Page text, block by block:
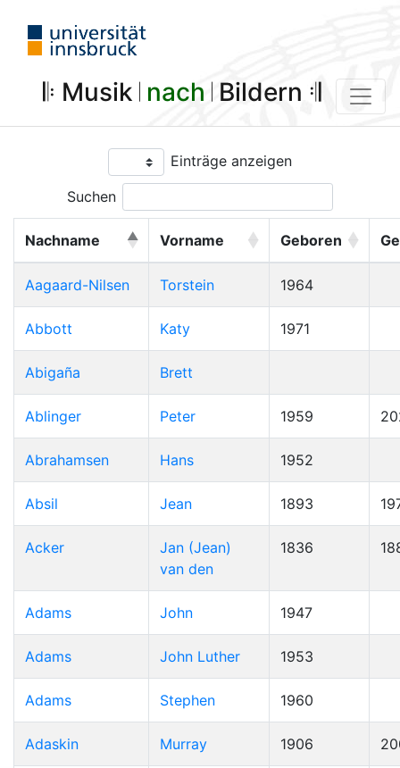
𝄆 Musik 𝄀 nach 𝄀 Bildern 𝄇
Einträge anzeigen
Suchen
Nachname Vorname Geboren
Aagaard-Nilsen Torstein 1964
Abbott Katy 1971
Abigaña Brett
Ablinger Peter 1959
Abrahamsen Hans 1952
Absil Jean 1893
Acker
Jan (Jean)
van den
1836
Adams John 1947
Adams John Luther 1953
Adams Stephen 1960
Adaskin Murray 1906